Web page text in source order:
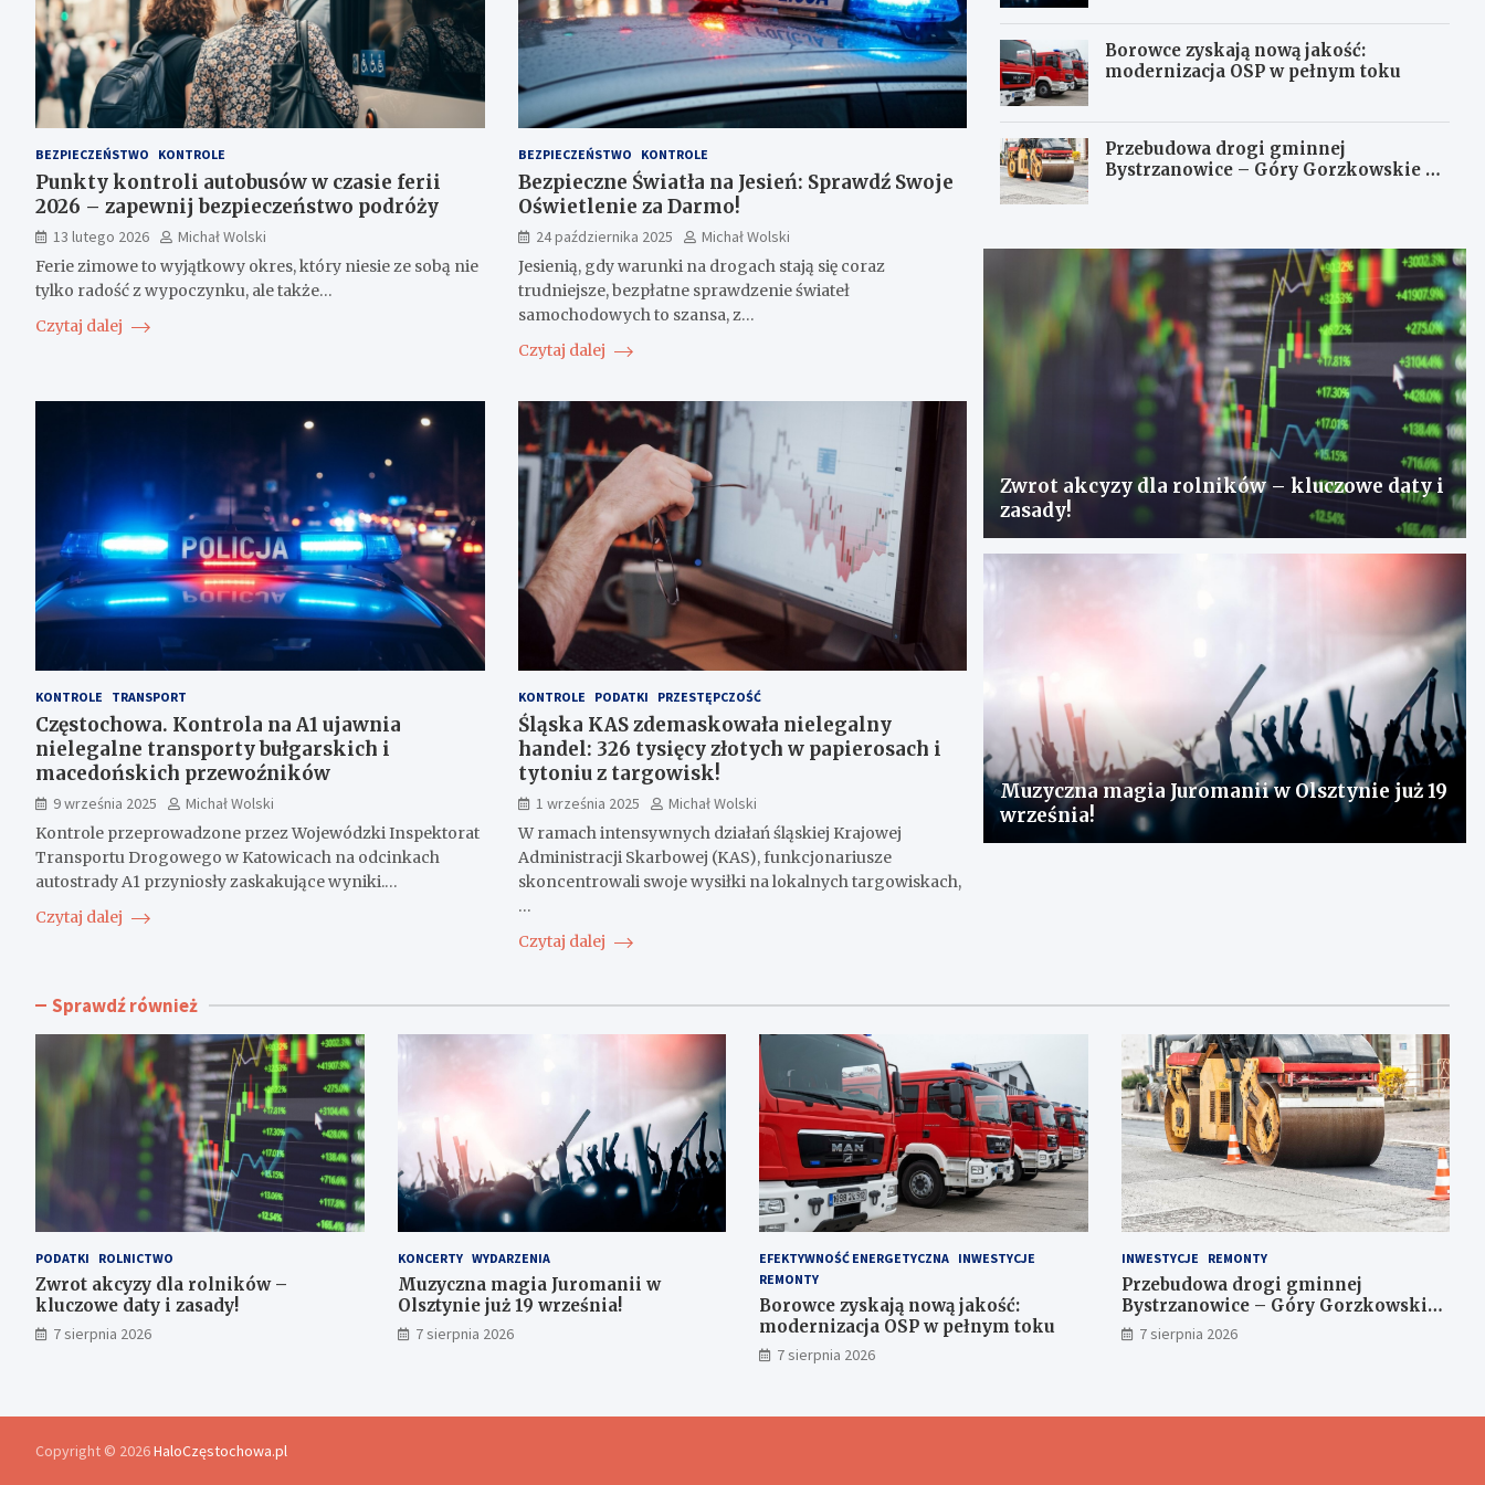
BEZPIECZEŃSTWO KONTROLE
Punkty kontroli autobusów w czasie ferii
2026 – zapewnij bezpieczeństwo podróży
13 lutego 2026
Michał Wolski
Ferie zimowe to wyjątkowy okres, który niesie ze sobą nie
tylko radość z wypoczynku, ale także…
Czytaj dalej
BEZPIECZEŃSTWO KONTROLE
Bezpieczne Światła na Jesień: Sprawdź Swoje
Oświetlenie za Darmo!
24 października 2025
Michał Wolski
Jesienią, gdy warunki na drogach stają się coraz
trudniejsze, bezpłatne sprawdzenie świateł
samochodowych to szansa, z…
Czytaj dalej
KONTROLE TRANSPORT
Częstochowa. Kontrola na A1 ujawnia
nielegalne transporty bułgarskich i
macedońskich przewoźników
9 września 2025
Michał Wolski
Kontrole przeprowadzone przez Wojewódzki Inspektorat
Transportu Drogowego w Katowicach na odcinkach
autostrady A1 przyniosły zaskakujące wyniki.…
Czytaj dalej
KONTROLE PODATKI PRZESTĘPCZOŚĆ
Śląska KAS zdemaskowała nielegalny
handel: 326 tysięcy złotych w papierosach i
tytoniu z targowisk!
1 września 2025
Michał Wolski
W ramach intensywnych działań śląskiej Krajowej
Administracji Skarbowej (KAS), funkcjonariusze
skoncentrowali swoje wysiłki na lokalnych targowiskach,
…
Czytaj dalej
Borowce zyskają nową jakość:
modernizacja OSP w pełnym toku
Przebudowa drogi gminnej
Bystrzanowice – Góry Gorzkowskie z
Zwrot akcyzy dla rolników – kluczowe daty i
zasady!
Muzyczna magia Juromanii w Olsztynie już 19
września!
Sprawdź również
PODATKI ROLNICTWO
Zwrot akcyzy dla rolników –
kluczowe daty i zasady!
7 sierpnia 2026
KONCERTY WYDARZENIA
Muzyczna magia Juromanii w
Olsztynie już 19 września!
7 sierpnia 2026
EFEKTYWNOŚĆ ENERGETYCZNA INWESTYCJE
REMONTY
Borowce zyskają nową jakość:
modernizacja OSP w pełnym toku
7 sierpnia 2026
INWESTYCJE REMONTY
Przebudowa drogi gminnej
Bystrzanowice – Góry Gorzkowskie
z dofinansowaniem z budżetu
Śląskiego
7 sierpnia 2026
Copyright © 2026HaloCzęstochowa.pl